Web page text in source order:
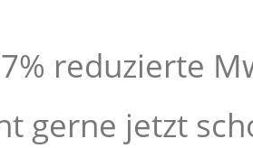
reduzierte
gerne jetzt